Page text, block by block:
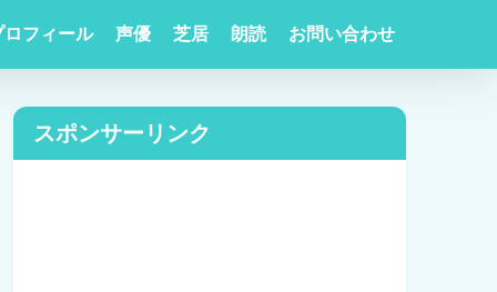
ロフィール 声優 芝居 朗読 お問い合わせ
スポンサーリンク